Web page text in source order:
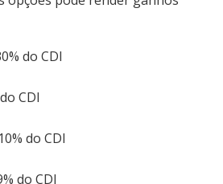
do CDI
CDI
do CDI
do CDI